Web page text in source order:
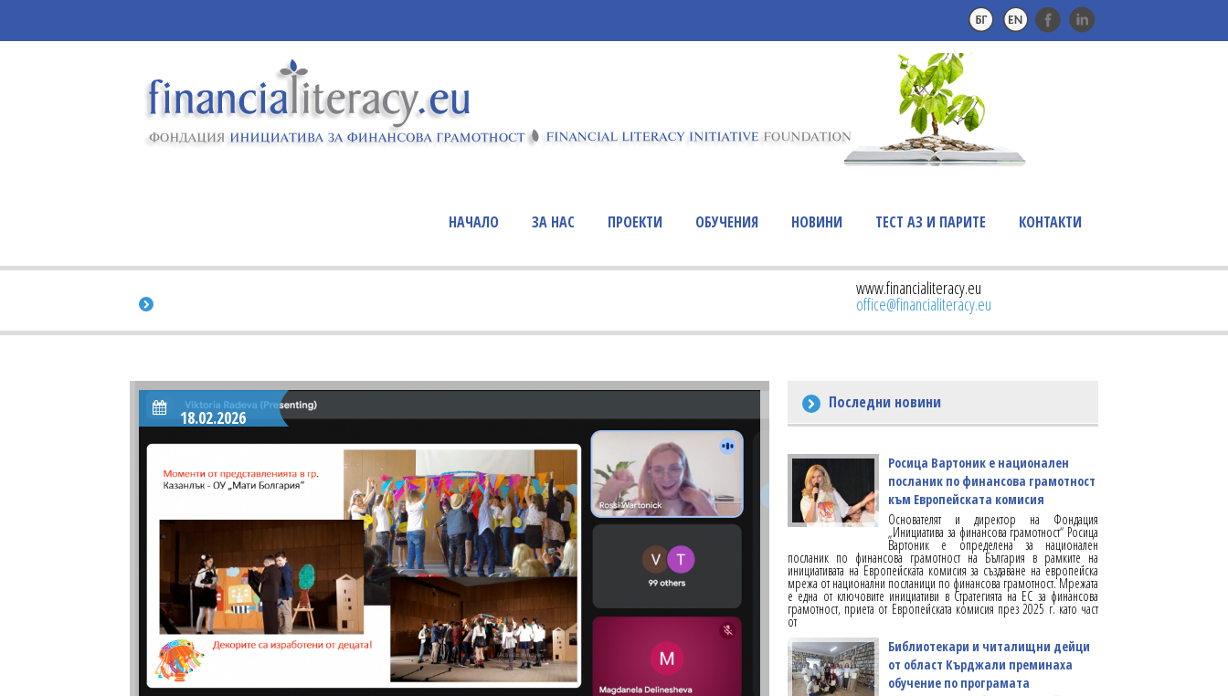
НАЧАЛО ЗА НАС ПРОЕКТИ ОБУЧЕНИЯ НОВИНИ ТЕСТ АЗ И ПАРИТЕ КОНТАКТИ
www.financialiteracy.eu
office@financialiteracy.eu
18.02.2026
Последни новини
Росица Вартоник е национален
посланик по финансова грамотност
към Европейската комисия
Основателят и директор на Фондация
„Инициатива за финансова грамотност“ Росица
Вартоник е определена за национален
посланик по финансова грамотност на България в рамките на
инициативата на Европейската комисия за създаване на европейска
мрежа от национални посланици по финансова грамотност. Мрежата
е една от ключовите инициативи в Стратегията на ЕС за финансова
грамотност, приета от Европейската комисия през 2025 г. като част
от
Библиотекари и читалищни дейци
от област Кърджали преминаха
обучение по програмата